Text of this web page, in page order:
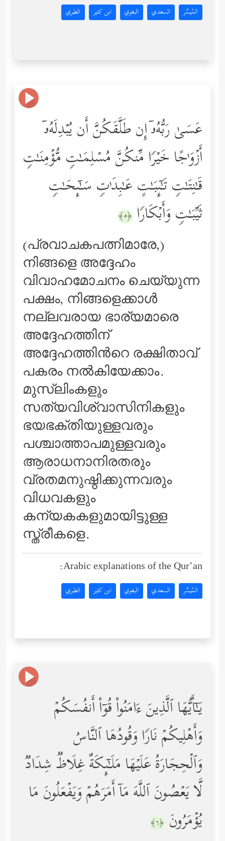
المُيسَّر السعدي البغوي ابن كثير الطبري
عَسَىٰ رَبُّهُۥۤ إِن طَلَّقَكُنَّ أَن یُبۡدِلَهُۥۤ
أَزۡوَ ٰ⁠جًا خَیۡرࣰا مِّنكُنَّ مُسۡلِمَـٰتࣲ مُّؤۡمِنَـٰتࣲ
قَـٰنِتَـٰتࣲ تَـٰۤىِٕبَـٰتٍ عَـٰبِدَ ٰ⁠تࣲ سَـٰۤىِٕحَـٰتࣲ
ثَیِّبَـٰتࣲ وَأَبۡكَارࣰا ﴿٥﴾
(പ്രവാചകപത്നിമാരേ,)
നിങ്ങളെ അദ്ദേഹം
വിവാഹമോചനം ചെയ്യുന്ന
പക്ഷം, നിങ്ങളെക്കാള്‍
നല്ലവരായ ഭാര്യമാരെ
അദ്ദേഹത്തിന്
അദ്ദേഹത്തിന്‍റെ രക്ഷിതാവ്
പകരം നല്‍കിയേക്കാം.
മുസ്ലിംകളും
സത്യവിശ്വാസിനികളും
ഭയഭക്തിയുള്ളവരും
പശ്ചാത്താപമുള്ളവരും
ആരാധനാനിരതരും
വ്രതമനുഷ്ഠിക്കുന്നവരും
വിധവകളും
കന്യകകളുമായിട്ടുള്ള
സ്ത്രീകളെ.
Arabic explanations of the Qur’an:
المُيسَّر السعدي البغوي ابن كثير الطبري
یَـٰۤأَیُّهَا ٱلَّذِینَ ءَامَنُواْ قُوۤاْ أَنفُسَكُمۡ
وَأَهۡلِیكُمۡ نَارࣰا وَقُودُهَا ٱلنَّاسُ
وَٱلۡحِجَارَةُ عَلَیۡهَا مَلَـٰۤىِٕكَةٌ غِلَاظࣱ شِدَادࣱ
لَّا یَعۡصُونَ ٱللَّهَ مَاۤ أَمَرَهُمۡ وَیَفۡعَلُونَ مَا
یُؤۡمَرُونَ ﴿٦﴾